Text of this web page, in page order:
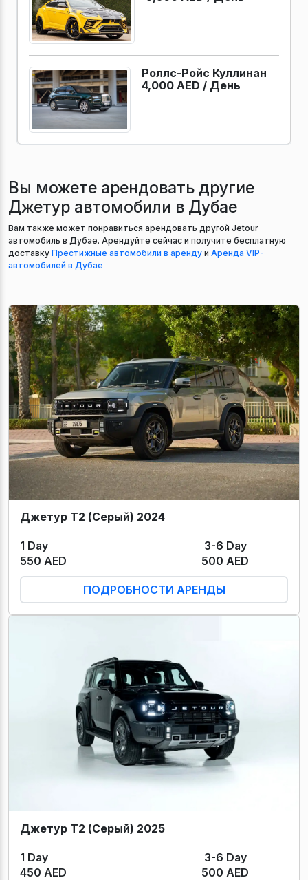
Роллс-Ройс Куллинан
4,000 AED / День
Вы можете арендовать другие
Джетур автомобили в Дубае
Вам также может понравиться арендовать другой Jetour
автомобиль в Дубае. Арендуйте сейчас и получите бесплатную
доставку Престижные автомобили в аренду и Аренда VIP-
автомобилей в Дубае
Джетур Т2 (Серый) 2024
1 Day
3-6 Day
550 AED
500 AED
ПОДРОБНОСТИ АРЕНДЫ
Джетур Т2 (Серый) 2025
1 Day
3-6 Day
450 AED
500 AED